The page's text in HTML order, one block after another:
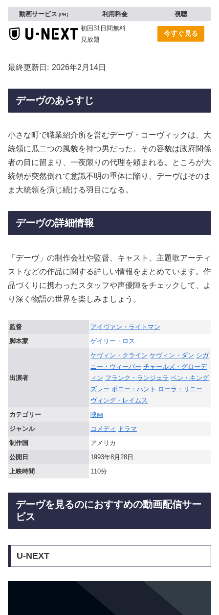
動画サービス PR 利用料金
視聴
初回31日間無料
見放題
今すぐ見る
最終更新日 2026年2月14日
デーヴのあらすじ
小さな町で職業紹介所を営むデーヴ・コーヴィックは、大
統領に瓜二つの風貌を持つ男だった。その容貌は政府関係
者の目に留まり、一夜限りの代理を頼まれる。ところが大
統領が突然倒れて意識不明の重体に陥り、デーヴはそのま
ま大統領を演じ続ける羽目になる。
デーヴの詳細情報
「デーヴ」の制作会社や監督、キャスト、主題歌アーティ
ストなどの作品に関する詳しい情報をまとめています。作
品づくりに携わったスタッフや声優陣をチェックして、よ
り深く物語の世界を楽しみましょう。
監督
アイヴァン・ライトマン
脚本家
ゲイリー・ロス
出演者
ケヴィン・クライン ケヴィン・ダン シガ
ニー・ウィーバー チャールズ・グローデ
ィン フランク・ランジェラ ベン・キング
ズレー ボニー・ハント ローラ・リニー
ヴィング・レイムス
カテゴリー
映画
ジャンル
コメディ
ドラマ
制作国
アメリカ
公開日
1993年8月28日
上映時間
110分
デーヴを見るのにおすすめの動画配信サー
ビス
U-NEXT